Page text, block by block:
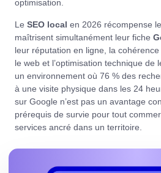
optimisation.
Le SEO local en 2026 récompense
maîtrisent simultanément leur fiche
leur réputation en ligne, la
le web et l’optimisation technique de
un environnement où 76 % des
à une visite physique dans les 24
sur Google n’est pas un avantage
prérequis de survie pour tout
services ancré dans un territoire.